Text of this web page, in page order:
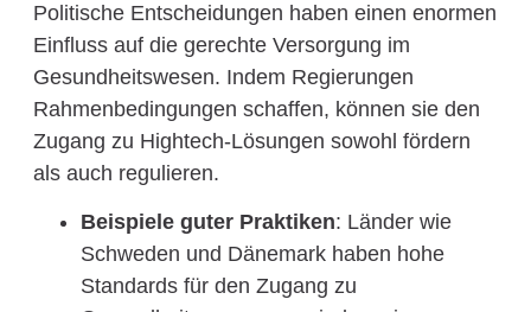
Politische Entscheidungen haben einen enormen
Einfluss auf die gerechte Versorgung im
Gesundheitswesen. Indem Regierungen
Rahmenbedingungen schaffen, können sie den
Zugang zu Hightech-Lösungen sowohl fördern
als auch regulieren.
Beispiele guter Praktiken: Länder wie
Schweden und Dänemark haben hohe
Standards für den Zugang zu